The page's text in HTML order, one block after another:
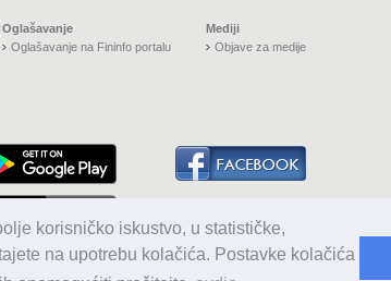
korisničko iskustvo, u statističke,
na upotrebu kolačića. Postavke kolačića
Oglašavanje
Oglašavanje na Fininfo portalu
Mediji
Objave za medije